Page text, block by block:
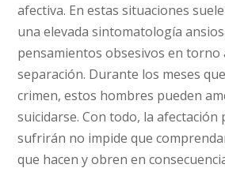
afectiva. En estas situaciones
una elevada sintomatología
pensamientos obsesivos en torno
separación. Durante los meses
crimen, estos hombres pueden
suicidarse. Con todo, la afectación
sufrirán no impide que
que hacen y obren en